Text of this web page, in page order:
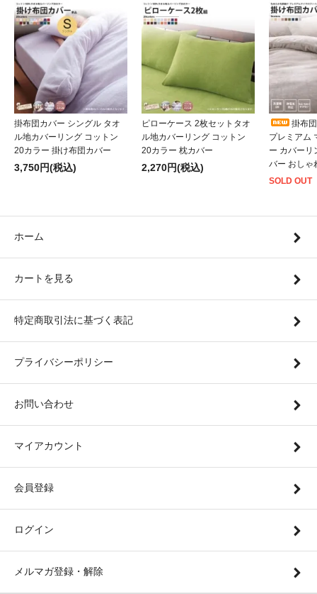
掛布団カバー シングル タオ
ル地カバーリング コットン
20カラー 掛け布団カバー
3,750円(税込)
ピローケース 2枚セットタオ
ル地カバーリング コットン
20カラー 枕カバー
2,270円(税込)
掛布
プレミアム
ー カバーリ
バー おしゃ
SOLD OUT
ホーム
カートを見る
特定商取引法に基づく表記
プライバシーポリシー
お問い合わせ
マイアカウント
会員登録
ログイン
メルマガ登録・解除